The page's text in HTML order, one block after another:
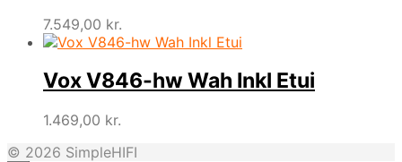
7.549,00 kr.
Vox V846-hw Wah Inkl Etui
1.469,00 kr.
© 2026 SimpleHIFI